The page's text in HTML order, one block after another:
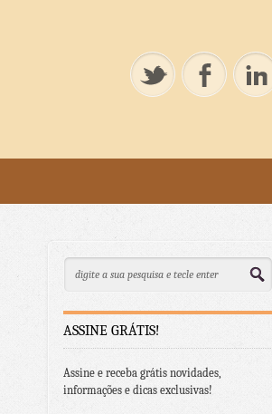
ASSINE GRÁTIS!
Assine e receba grátis novidades,
informações e dicas exclusivas!